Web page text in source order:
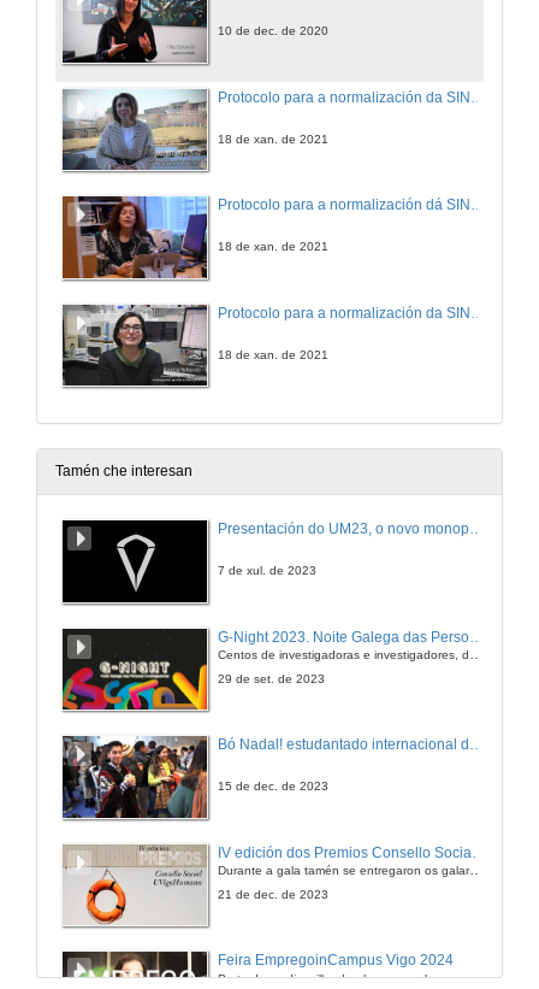
10 de dec. de 2020
18 de xan. de 2021
Protocolo para a normalización dá SINATURA CIENTÍFICA, protagonizado por Julia Jiménez López, Directora da Biblioteca Central de Ourense
18 de xan. de 2021
18 de xan. de 2021
Tamén che interesan
Presentación do UM23, o novo monopraza de UVigo Motorsport
7 de xul. de 2023
Centos de investigadoras e investigadores, decenas de actividades e sete cidades
29 de set. de 2023
Bó Nadal! estudantado internacional da Universidade de Vigo
15 de dec. de 2023
Durante a gala tamén se entregaron os galardóns aos mellores TFG e TFM en materia de Axenda 2030
21 de dec. de 2023
Feira EmpregoinCampus Vigo 2024
Preto de medio millar de alumnas e alumnos buscan coñecer máis de preto as oportunidades que lles achegan as arredor de medio cento de empresas que participan na edición viguesa da feira. Xunto coa visita aos stands, durante a feria desenvólvense varias actividades complementarias, como obradoiros, conversas, mesas redondas ou o pasaporte de empregabilidade, un espazo no que poderán recibir asesoramento sobre o seu CV.